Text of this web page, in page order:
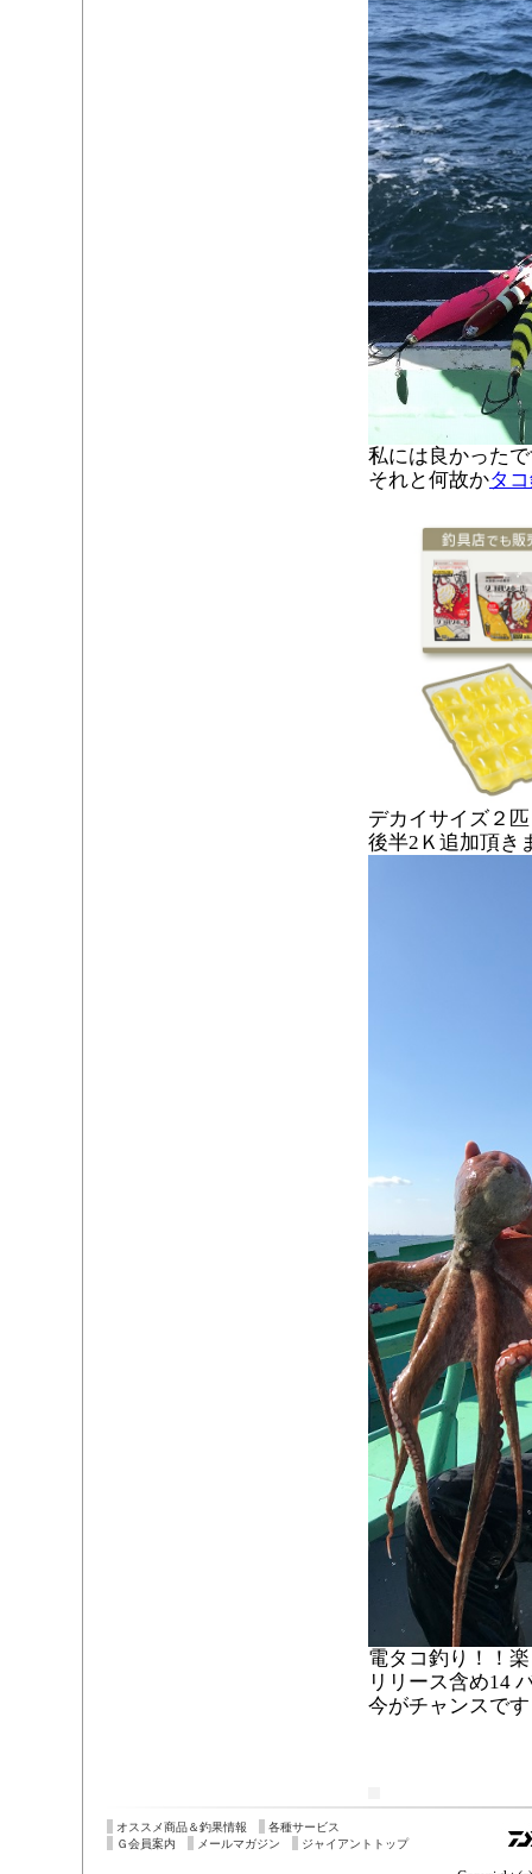
私には良かった
それと何故かタ
デカイサイズ２
後半2Ｋ追加頂き
電タコ釣り！！
リリース含め14
今がチャンスです
オススメ商品＆釣果情報
各種サービス
Ｇ会員案内
メールマガジン ジャイアントトップ